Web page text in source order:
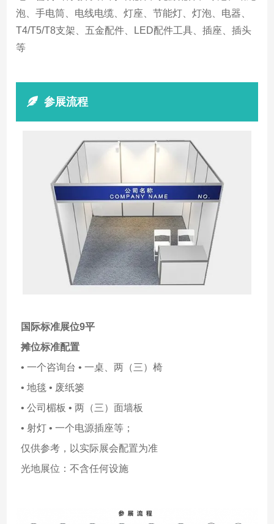
泡、手电筒、电线电缆、灯座、节能灯、灯泡、电器、
T4/T5/T8支架、五金配件、LED配件工具、插座、插头
等
参展流程
国际标准展位9平
摊位标准配置
• 一个咨询台 • 一桌、两（三）椅
• 地毯 • 废纸篓
• 公司楣板 • 两（三）面墙板
• 射灯 • 一个电源插座等；
仅供参考，以实际展会配置为准
光地展位：不含任何设施